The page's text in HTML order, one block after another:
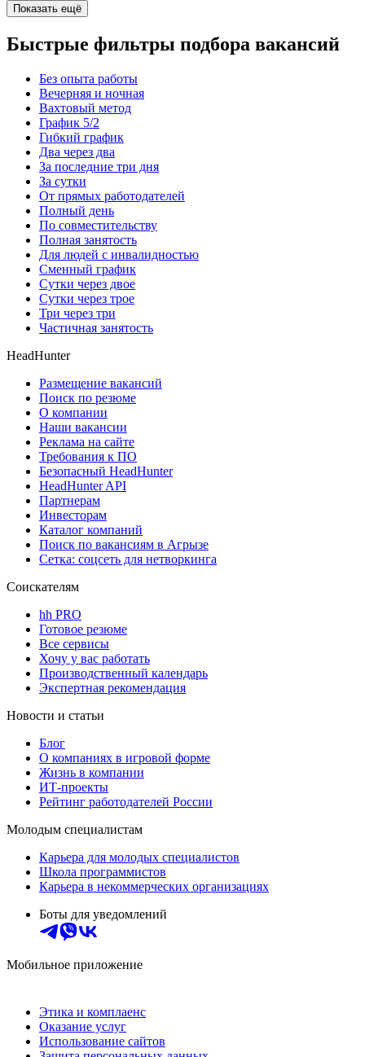
Показать ещё
Быстрые фильтры подбора вакансий
Без опыта работы
Вечерняя и ночная
Вахтовый метод
График 5/2
Гибкий график
Два через два
За последние три дня
За сутки
От прямых работодателей
Полный день
По совместительству
Полная занятость
Для людей с инвалидностью
Сменный график
Сутки через двое
Сутки через трое
Три через три
Частичная занятость
HeadHunter
Размещение вакансий
Поиск по резюме
О компании
Наши вакансии
Реклама на сайте
Требования к ПО
Безопасный HeadHunter
HeadHunter API
Партнерам
Инвесторам
Каталог компаний
Поиск по вакансиям в Агрызе
Сетка: соцсеть для нетворкинга
Соискателям
hh PRO
Готовое резюме
Все сервисы
Хочу у вас работать
Производственный календарь
Экспертная рекомендация
Новости и статьи
Блог
О компаниях в игровой форме
Жизнь в компании
ИТ-проекты
Рейтинг работодателей России
Молодым специалистам
Карьера для молодых специалистов
Школа программистов
Карьера в некоммерческих организациях
Боты для уведомлений
Мобильное приложение
Этика и комплаенс
Оказание услуг
Использование сайтов